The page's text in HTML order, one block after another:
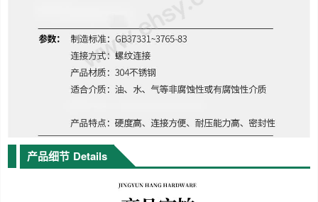
产品细节 Details